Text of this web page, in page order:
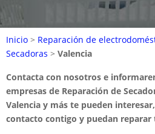
Inicio > Reparación de
Secadoras > Valencia
Contacta con nosotros e
empresas de Reparación de
Valencia y más te pueden
contacto contigo y puedan reparar